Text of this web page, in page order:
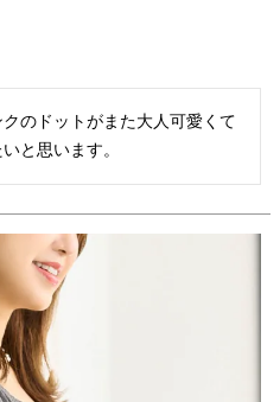
のドットがまた大人可愛くて
と思います。